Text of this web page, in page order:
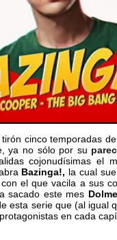
cinco temporadas
ya no sólo por su
cojonudísimas el
Bazinga!, la cual
el que vacila a sus
sacado este mes
esta serie que (al igual
en cada